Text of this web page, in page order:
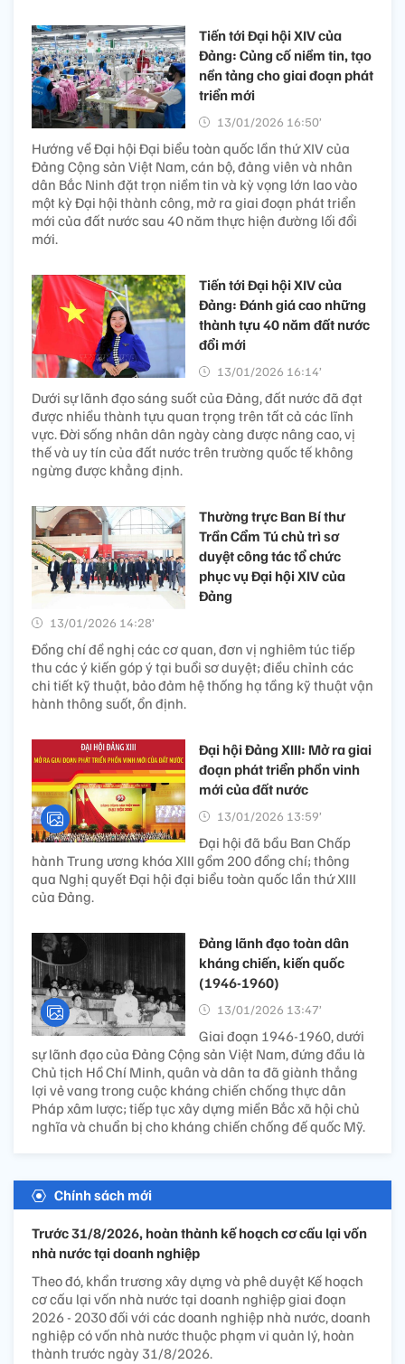
Tiến tới Đại hội XIV của
Đảng: Củng cố niềm tin, tạo
nền tảng cho giai đoạn phát
triển mới
13/01/2026 16:50’
Hướng về Đại hội Đại biểu toàn quốc lần thứ XIV của
Đảng Cộng sản Việt Nam, cán bộ, đảng viên và nhân
dân Bắc Ninh đặt trọn niềm tin và kỳ vọng lớn lao vào
một kỳ Đại hội thành công, mở ra giai đoạn phát triển
mới của đất nước sau 40 năm thực hiện đường lối đổi
mới.
Tiến tới Đại hội XIV của
Đảng: Đánh giá cao những
thành tựu 40 năm đất nước
đổi mới
13/01/2026 16:14’
Dưới sự lãnh đạo sáng suốt của Đảng, đất nước đã đạt
được nhiều thành tựu quan trọng trên tất cả các lĩnh
vực. Đời sống nhân dân ngày càng được nâng cao, vị
thế và uy tín của đất nước trên trường quốc tế không
ngừng được khẳng định.
Thường trực Ban Bí thư
Trần Cẩm Tú chủ trì sơ
duyệt công tác tổ chức
phục vụ Đại hội XIV của
Đảng
13/01/2026 14:28’
Đồng chí đề nghị các cơ quan, đơn vị nghiêm túc tiếp
thu các ý kiến góp ý tại buổi sơ duyệt; điều chỉnh các
chi tiết kỹ thuật, bảo đảm hệ thống hạ tầng kỹ thuật vận
hành thông suốt, ổn định.
Đại hội Đảng XIII: Mở ra giai
đoạn phát triển phồn vinh
mới của đất nước
13/01/2026 13:59’
Đại hội đã bầu Ban Chấp
hành Trung ương khóa XIII gồm 200 đồng chí; thông
qua Nghị quyết Đại hội đại biểu toàn quốc lần thứ XIII
của Đảng.
Đảng lãnh đạo toàn dân
kháng chiến, kiến quốc
(1946-1960)
13/01/2026 13:47’
Giai đoạn 1946-1960, dưới
sự lãnh đạo của Đảng Cộng sản Việt Nam, đứng đầu là
Chủ tịch Hồ Chí Minh, quân và dân ta đã giành thắng
lợi vẻ vang trong cuộc kháng chiến chống thực dân
Pháp xâm lược; tiếp tục xây dựng miền Bắc xã hội chủ
nghĩa và chuẩn bị cho kháng chiến chống đế quốc Mỹ.
Chính sách mới
Trước 31/8/2026, hoàn thành kế hoạch cơ cấu lại vốn
nhà nước tại doanh nghiệp
Theo đó, khẩn trương xây dựng và phê duyệt Kế hoạch
cơ cấu lại vốn nhà nước tại doanh nghiệp giai đoạn
2026 - 2030 đối với các doanh nghiệp nhà nước, doanh
nghiệp có vốn nhà nước thuộc phạm vi quản lý, hoàn
thành trước ngày 31/8/2026.